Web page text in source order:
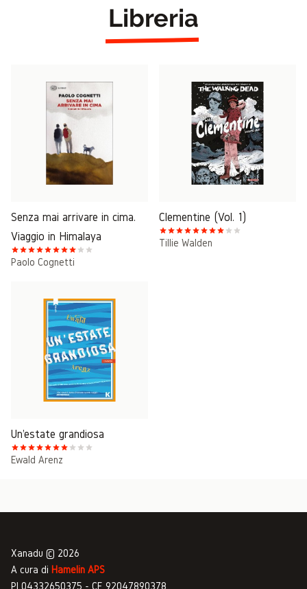
Libreria
Senza mai arrivare in cima.
Viaggio in Himalaya
Paolo Cognetti
Clementine (Vol. 1)
Tillie Walden
Un'estate grandiosa
Ewald Arenz
Xanadu © 2026
A cura di Hamelin APS
PI 04332650375 - CF 92047890378